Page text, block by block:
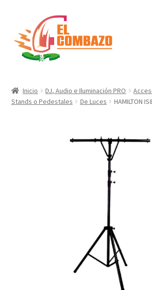
DJ, Audio e Iluminación PRO
Inicio DJ, Audio e Iluminación PRO
Stands o Pedestales
De Luces HAMILTON